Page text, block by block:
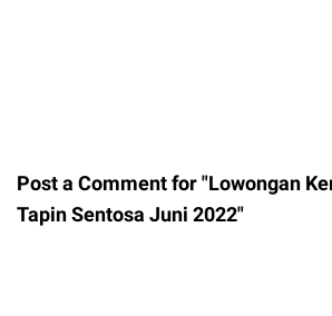
Post a Comment for "Lowongan
Tapin Sentosa Juni 2022"